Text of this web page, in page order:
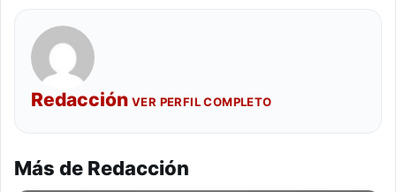
Redacción VER PERFIL COMPLETO
Más de Redacción